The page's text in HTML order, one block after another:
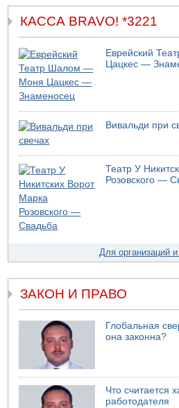
КАССА BRAVO! *3221
Еврейский
Цацкес —
Вивальди при
Театр У
Розовского —
Для организаций
ЗАКОН И ПРАВО
Глобальная
она законна?
Что считается
работодателя